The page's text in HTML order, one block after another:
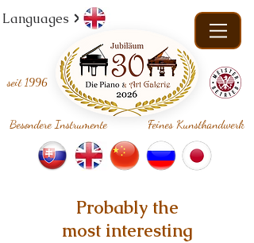
Languages
seit 1996
Besondere Instrumente Feines Kunsthandwerk
Probably the
most interesting